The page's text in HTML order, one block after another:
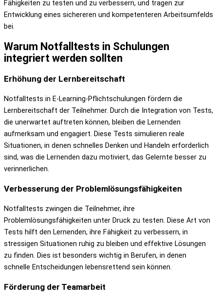
Fähigkeiten zu testen und zu verbessern, und tragen zur
Entwicklung eines sichereren und kompetenteren Arbeitsumfelds
bei.
Warum Notfalltests in Schulungen
integriert werden sollten
Erhöhung der Lernbereitschaft
Notfalltests in E-Learning-Pflichtschulungen fördern die
Lernbereitschaft der Teilnehmer. Durch die Integration von Tests,
die unerwartet auftreten können, bleiben die Lernenden
aufmerksam und engagiert. Diese Tests simulieren reale
Situationen, in denen schnelles Denken und Handeln erforderlich
sind, was die Lernenden dazu motiviert, das Gelernte besser zu
verinnerlichen.
Verbesserung der Problemlösungsfähigkeiten
Notfalltests zwingen die Teilnehmer, ihre
Problemlösungsfähigkeiten unter Druck zu testen. Diese Art von
Tests hilft den Lernenden, ihre Fähigkeit zu verbessern, in
stressigen Situationen ruhig zu bleiben und effektive Lösungen
zu finden. Dies ist besonders wichtig in Berufen, in denen
schnelle Entscheidungen lebensrettend sein können.
Förderung der Teamarbeit